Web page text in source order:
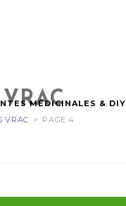
MÉDICINALES & DIY
VRAC > PAGE 4